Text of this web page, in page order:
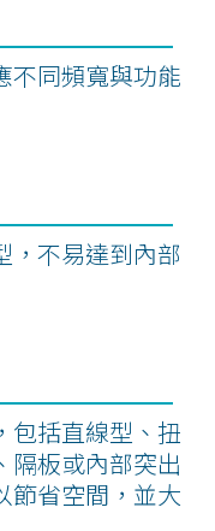
不同頻寬與功能
，不易達到內部
包括直線型、扭
隔板或內部突出
節省空間，並大